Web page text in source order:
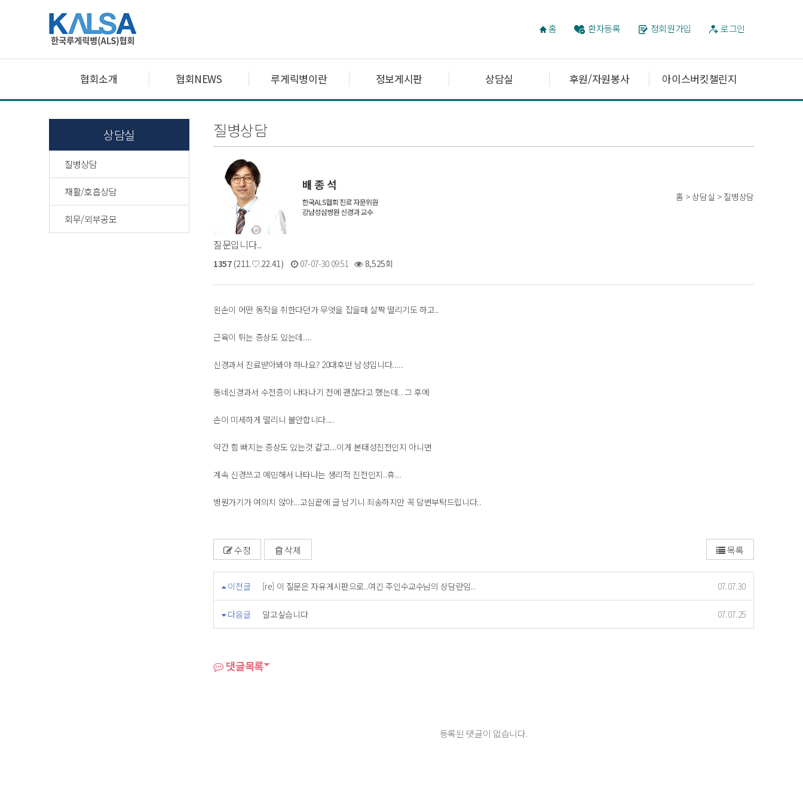
홈 환자등록 정회원가입 로그인
협회소개 협회NEWS 루게릭병이란 정보게시판 상담실 후원/자원봉사 아이스버킷챌린지
상담실
질병상담
재활/호흡상담
회무/외부공모
질병상담
홈 > 상담실 > 질병상담
질문입니다..
1357(211.♡.22.41) 07-07-30 09:51 8,525회
왼손이 어떤 동작을 취한다던가 무엇을 잡을때 살짝 떨리기도 하고..
근육이 튀는 증상도 있는데....
신경과서 진료받아봐야 하나요? 20대후반 남성입니다.....
동네신경과서 수전증이 나타나기 전에 괜찮다고 했는데.. 그 후에
손이 미세하게 떨리니 불안합니다....
약간 힘 빠지는 증상도 있는것 같고...이게 본태성진전인지 아니면
계속 신경쓰고 예민해서 나타나는 생리적 진전인지..휴...
병원가기가 여의치 않아...고심끝에 글 남기니 죄송하지만 꼭 답변부탁드립니다..
수정 삭제 목록
이전글 [re] 이 질문은 자유게시판으로..여긴 주인수교수님의 상담란임.. 07.07.30
다음글 알고싶습니다 07.07.25
댓글목록
등록된 댓글이 없습니다.